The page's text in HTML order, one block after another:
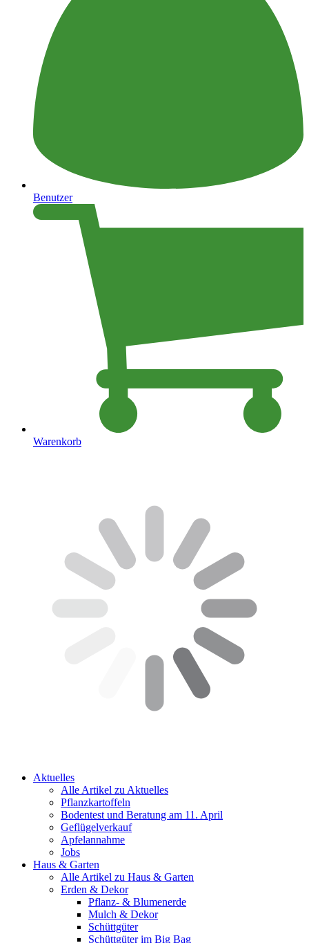
Benutzer
Warenkorb
Aktuelles
Alle Artikel zu Aktuelles
Pflanzkartoffeln
Bodentest und Beratung am 11. April
Geflügelverkauf
Apfelannahme
Jobs
Haus & Garten
Alle Artikel zu Haus & Garten
Erden & Dekor
Pflanz- & Blumenerde
Mulch & Dekor
Schüttgüter
Schüttgüter im Big Bag